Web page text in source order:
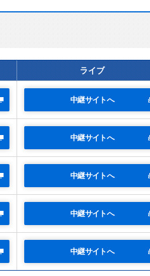
ライブ
中継サイトへ
中継サイトへ
中継サイトへ
中継サイトへ
中継サイトへ